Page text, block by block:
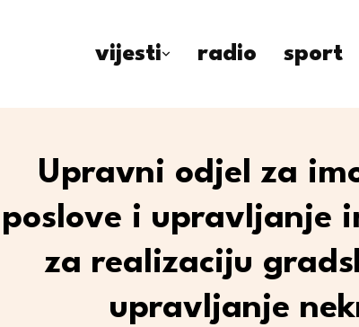
vijesti radio sport
Upravni odjel za
poslove i upravljanje
za realizaciju
upravljanje